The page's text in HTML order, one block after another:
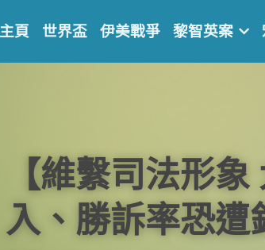
主頁 世界盃 伊美戰爭 黎智英案
【維繫司法形
入、勝訴率恐遭